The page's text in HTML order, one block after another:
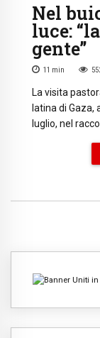
Nel
luce:
gente”
11 min
La visita
latina di Gaza,
luglio, nel